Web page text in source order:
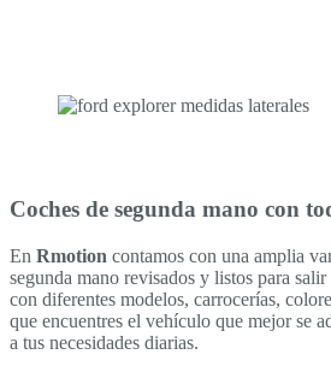
Coches de segunda mano con
En Rmotion contamos con una amplia
segunda mano revisados y listos para
con diferentes modelos, carrocerías,
que encuentres el vehículo que mejor se
a tus necesidades diarias.